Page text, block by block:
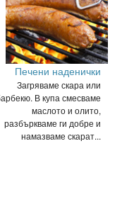
Печени наденички
Загряваме скара или
В купа смесваме
маслото и олито,
разбъркваме ги добре и
намазваме скарат...